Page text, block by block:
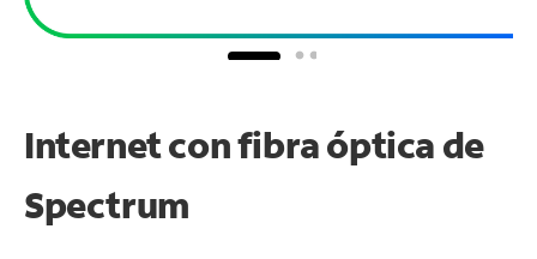
Internet con fibra óptica de
Spectrum